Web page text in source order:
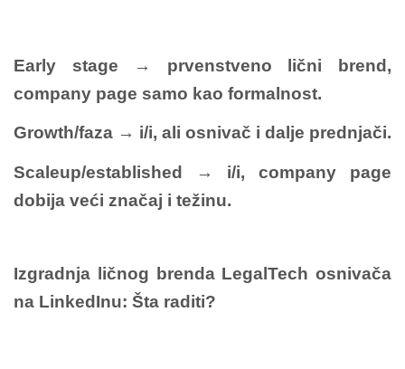
Early stage → prvenstveno lični brend,
company page samo kao formalnost.
Growth/faza → i/i, ali osnivač i dalje prednjači.
Scaleup/established → i/i, company page
dobija veći značaj i težinu.
Izgradnja ličnog brenda LegalTech osnivača
na LinkedInu: Šta raditi?